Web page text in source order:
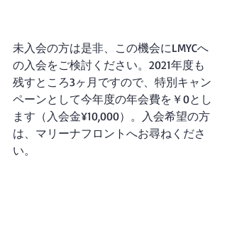
未入会の方は是非、この機会にLMYCへ
の入会をご検討ください。2021年度も
残すところ3ヶ月ですので、特別キャン
ペーンとして今年度の年会費を￥0とし
ます（入会金¥10,000）。入会希望の方
は、マリーナフロントへお尋ねくださ
い。